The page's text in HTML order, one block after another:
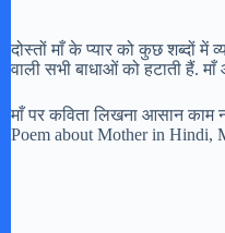
दोस्तों माँ के प्यार को कुछ शब्दों
वाली सभी बाधाओं को हटाती हैं.
माँ पर कविता लिखना आसान
Poem about Mother in Hindi,